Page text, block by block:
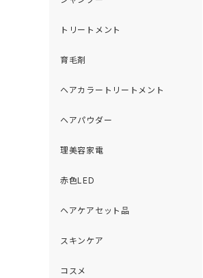
トリートメント
育毛剤
ヘアカラートリートメント
ヘアパウダー
理美容家電
赤色LED
ヘアケアセット品
スキンケア
コスメ